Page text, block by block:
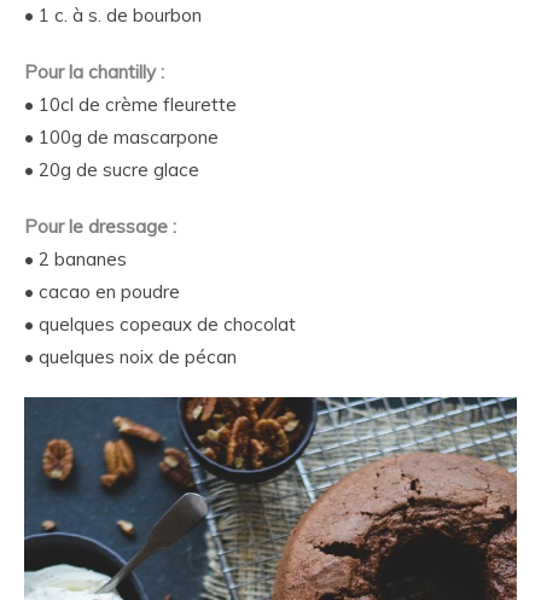
• 1 c. à s. de bourbon
Pour la chantilly :
• 10cl de crème fleurette
• 100g de mascarpone
• 20g de sucre glace
Pour le dressage :
• 2 bananes
• cacao en poudre
• quelques copeaux de chocolat
• quelques noix de pécan